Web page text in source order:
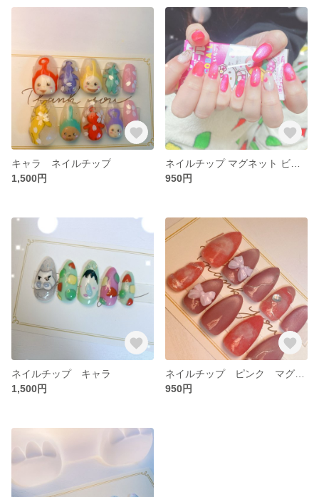
キャラ ネイルチップ
1,500円
950円
ネイルチップ キャラ
1,500円
950円